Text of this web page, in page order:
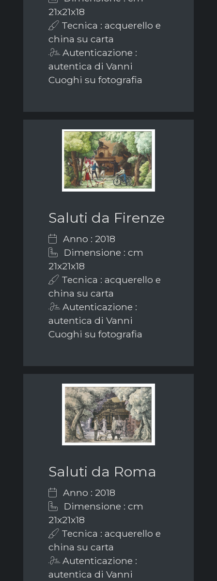
21x21x18
Tecnica : acquerello e
china su carta
Autenticazione :
autentica di Vanni
Cuoghi su fotografia
Saluti da Firenze
Anno : 2018
Dimensione : cm
21x21x18
Tecnica : acquerello e
china su carta
Autenticazione :
autentica di Vanni
Cuoghi su fotografia
Saluti da Roma
Anno : 2018
Dimensione : cm
21x21x18
Tecnica : acquerello e
china su carta
Autenticazione :
autentica di Vanni